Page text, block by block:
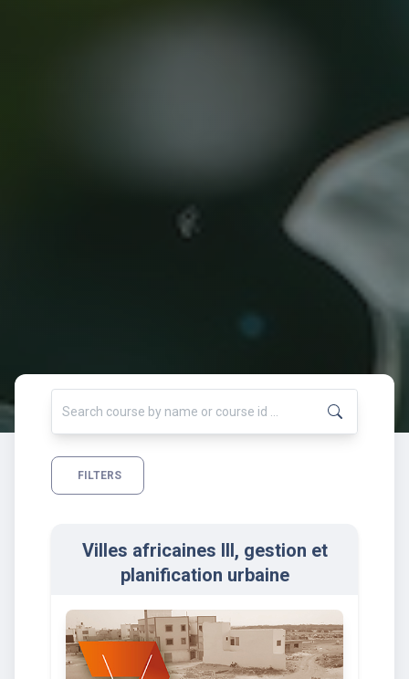
FILTERS
Villes africaines III, gestion et
planification urbaine